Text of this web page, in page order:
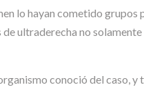
lo hayan cometido grupos
ultraderecha no
conoció del caso,